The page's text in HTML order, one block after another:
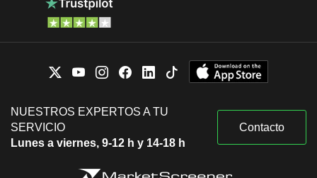
NUESTROS EXPERTOS A TU
SERVICIO
Lunes a viernes, 9-12 h y 14-18 h
Contacto